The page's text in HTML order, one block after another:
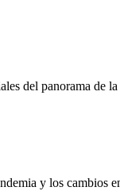
del panorama de
y los cambios